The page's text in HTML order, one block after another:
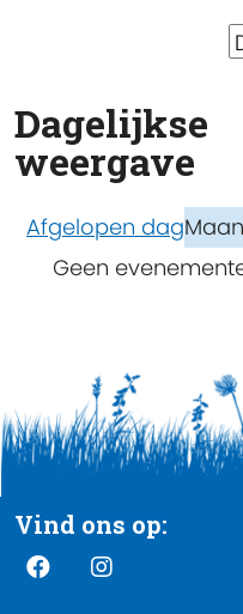
Dagelijkse
weergave
Afgelopen dag
Geen
Vind ons op: